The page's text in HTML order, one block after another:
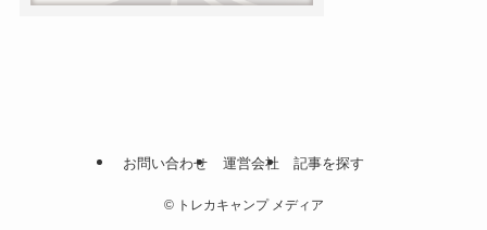
お問い合わせ 運営会社 記事を探す
©トレカキャンプ メディア